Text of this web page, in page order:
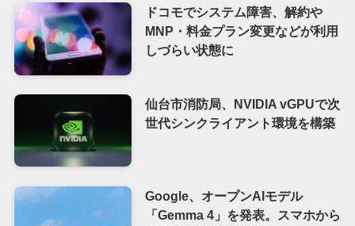
ドコモでシステム障害、解約や
MNP・料金プラン変更などが利用
しづらい状態に
仙台市消防局、NVIDIA vGPUで次
世代シンクライアント環境を構築
Google、オープンAIモデル
「Gemma 4」を発表。スマホから